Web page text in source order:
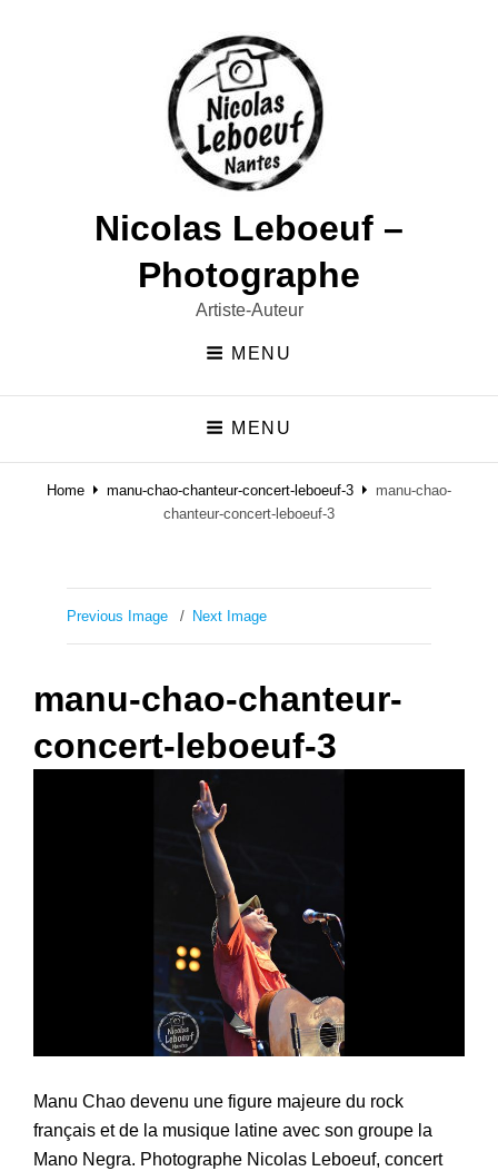
Nicolas Leboeuf –
Photographe
Artiste-Auteur
MENU
MENU
Home manu-chao-chanteur-concert-leboeuf-3
manu-chao-
chanteur-concert-leboeuf-3
Previous Image Next Image
manu-chao-chanteur-
concert-leboeuf-3
Manu Chao devenu une figure majeure du rock
français et de la musique latine avec son groupe la
Mano Negra. Photographe Nicolas Leboeuf, concert